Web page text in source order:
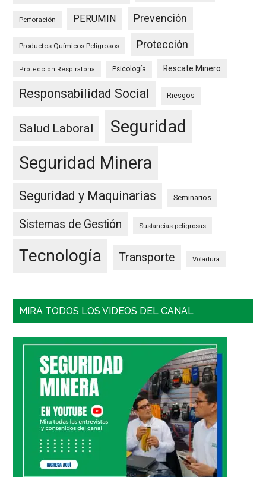
Perforación PERUMIN Prevención
Productos Químicos Peligrosos Protección
Protección Respiratoria Psicología Rescate Minero
Responsabilidad Social Riesgos
Salud Laboral
Seguridad
Seguridad Minera
Seguridad y Maquinarias Seminarios
Sistemas de Gestión Sustancias peligrosas
Tecnología Transporte Voladura
MIRA TODOS LOS VIDEOS DEL CANAL